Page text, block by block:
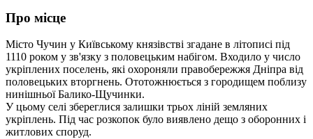
Про місце
Місто Чучин у Київському князівстві згадане в літописі під
1110 роком у зв'язку з половецьким набігом. Входило у число
укріплених поселень, які охороняли правобережжя Дніпра від
половецьких вторгнень. Ототожнюється з городищем поблизу
нинішньої Балико-Щучинки.
У цьому селі збереглися залишки трьох ліній земляних
укріплень. Під час розкопок було виявлено дещо з оборонних і
житлових споруд.